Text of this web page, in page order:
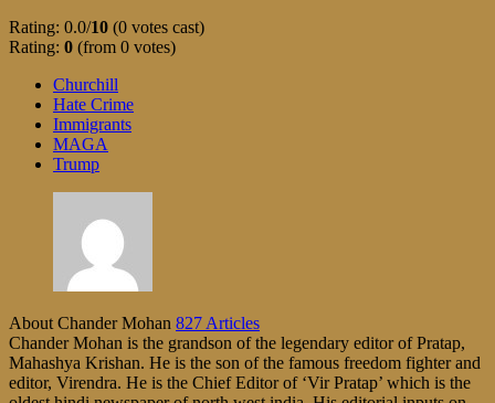
Rating: 0.0/10 (0 votes cast)
Rating: 0 (from 0 votes)
Churchill
Hate Crime
Immigrants
MAGA
Trump
About Chander Mohan 827 Articles
Chander Mohan is the grandson of the legendary editor of Pratap,
Mahashya Krishan. He is the son of the famous freedom fighter and
editor, Virendra. He is the Chief Editor of ‘Vir Pratap’ which is the